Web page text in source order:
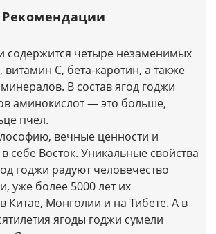
Рекомендации
содержится четыре незаменимых
витамин С, бета-каротин, а также
В состав ягод годжи
аминокислот — это больше,
пчел.
вечные ценности и
себе Восток. Уникальные свойства
годжи радуют человечество
уже более 5000 лет их
Китае, Монголии и на Тибете. А в
ягоды годжи сумели